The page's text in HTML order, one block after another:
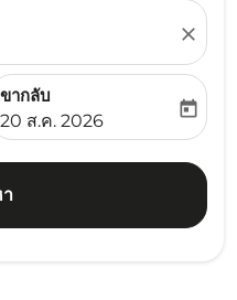
close
aria-label
ขากลับ
fc-booking-return-date-
20 ส.ค. 2026
today